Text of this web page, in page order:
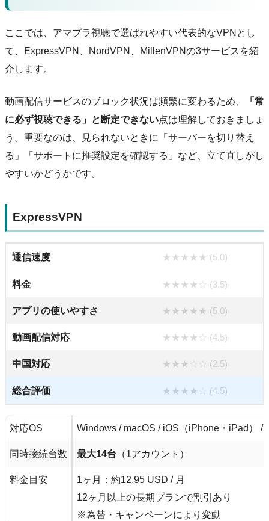
ここでは、アマプラ視聴で選ばれやすい代表的なVPNとし
て、ExpressVPN、NordVPN、MillenVPNの3サービスを紹
介します。
動画配信サービスのブロック状況は頻繁に変わるため、
「常
に必ず視聴できる」と断定できない点は理解しておきましょ
う。重要なのは、見られないときに「サーバーを切り替え
る」「サポートに推奨設定を確認する」など、立て直しがし
やすいかどうかです。
ExpressVPN
通信速度 ★★★★★ (5.0)
料金 ★★★★☆ (3.5)
アプリの使いやすさ ★★★★★ (5.0)
動画配信対応 ★★★★☆ (4.5)
中国対応 ★★★☆☆ (2.5)
総合評価 ★★★★☆ (4.5)
対応OS Windows / macOS / iOS（iPhone・iPad） /
同時接続台数 最大14台 （1アカウント）
料金目安
1ヶ月：約12.95 USD / 月
12ヶ月以上の長期プランで割引あり
※為替・キャンペーンにより変動